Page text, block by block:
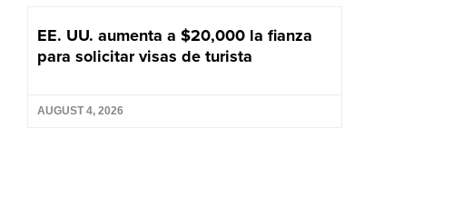
EE. UU. aumenta a $20,000 la fianza
para solicitar visas de turista
AUGUST 4, 2026